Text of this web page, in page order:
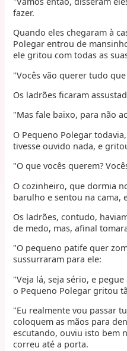
fazer.
Quando eles chegaram à
Polegar entrou de
ele gritou com todas as
"Vocês vão querer tudo
Os ladrões ficaram
"Mas fale baixo, para não
O Pequeno Polegar
tivesse ouvido nada, e
"O que vocês querem?
O cozinheiro, que dormia
barulho e sentou na cama,
Os ladrões, contudo,
de medo, mas, afinal
"O pequeno patife quer
sussurraram para ele:
"Veja lá, seja sério, e
o Pequeno Polegar gritou
"Eu realmente vou passar
coloquem as mãos para
escutando, ouviu isto bem
correu até a porta.